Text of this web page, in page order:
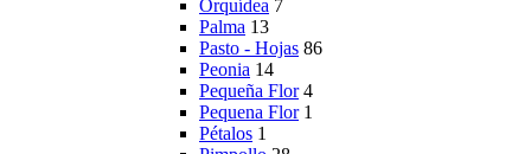
Orquídea 7
Palma 13
Pasto - Hojas 86
Peonia 14
Pequeña Flor 4
Pequena Flor 1
Pétalos 1